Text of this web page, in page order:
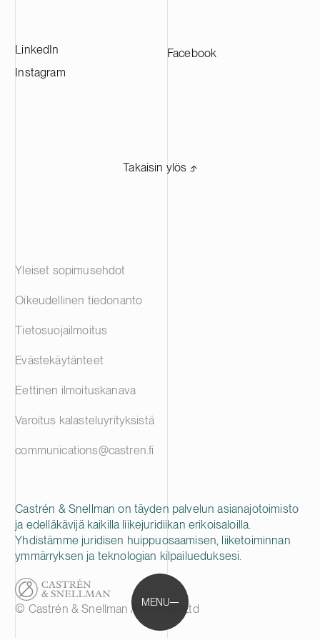
MENU
Nasdaq Helsingissä.
LinkedIn
Instagram
Facebook
Takaisin ylös ⬏
Castrén & Snellman on täyden palvelun asianajotoimisto
ja edelläkävijä kaikilla liikejuridiikan erikoisaloilla.
Yhdistämme juridisen huippuosaamisen, liiketoiminnan
ymmärryksen ja teknologian kilpailueduksesi.
© Castrén & Snellman Attorneys Ltd
Yleiset sopimusehdot
Oikeudellinen tiedonanto
Tietosuojailmoitus
Evästekäytänteet
Eettinen ilmoituskanava
Varoitus kalasteluyrityksistä
communications@castren.fi